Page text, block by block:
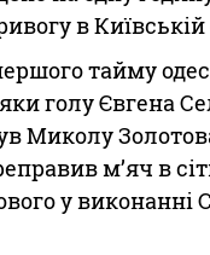
в Київській
тайму
голу Євгена
Миколу
м’яч в
у виконанні